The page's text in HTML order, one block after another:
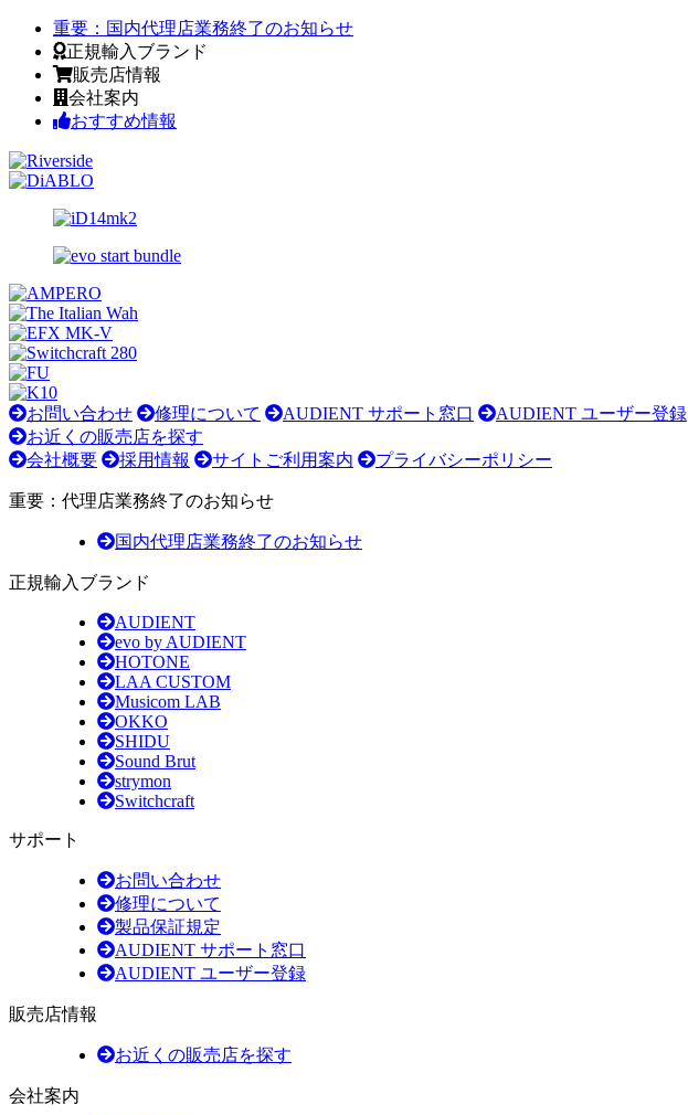
重要： 国内代理店業務終了のお知らせ
正規輸入ブランド
販売店情報
会社案内
おすすめ情報
お問い合わせ 修理について AUDIENT サポート窓口
AUDIENT ユーザー登録
お近くの販売店を探す
会社概要
採用情報 サイトご利用案内 プライバシーポリシー
重要：代理店業務終了のお知らせ
国内代理店業務終了のお知らせ
正規輸入ブランド
AUDIENT
evo by AUDIENT
HOTONE
LAA CUSTOM
Musicom LAB
OKKO
SHIDU
Sound Brut
strymon
Switchcraft
サポート
お問い合わせ
修理について
製品保証規定
AUDIENT サポート窓口
AUDIENT ユーザー登録
販売店情報
お近くの販売店を探す
会社案内